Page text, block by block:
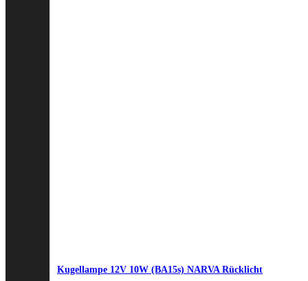
Kugellampe 12V 10W (BA15s) NARVA Rücklicht